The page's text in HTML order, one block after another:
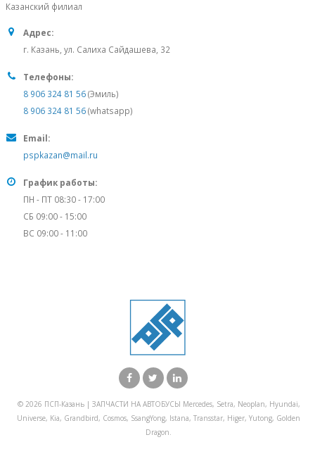
Казанский филиал
Адрес:
г. Казань, ул. Салиха Сайдашева, 32
Телефоны:
8 906 324 81 56(Эмиль)
8 906 324 81 56(whatsapp)
Email:
pspkazan@mail.ru
График работы:
ПН - ПТ 08:30 - 17:00
СБ 09:00 - 15:00
ВС 09:00 - 11:00
© 2026 ПСП-Казань | ЗАПЧАСТИ НА АВТОБУСЫ Mercedes, Setra, Neoplan, Hyundai,
Universe, Kia, Grandbird, Cosmos, SsangYong, Istana, Transstar, Higer, Yutong, Golden
Dragon.